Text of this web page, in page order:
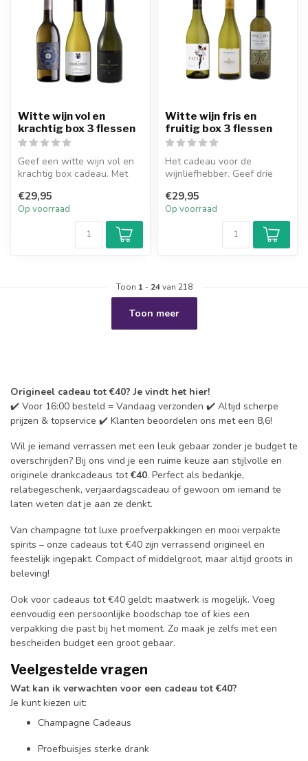
Witte wijn vol en
krachtig box 3 flessen
Geef een witte wijn vol en
krachtig box cadeau. Met
wijn...
€29,95
Op voorraad
Witte wijn fris en
fruitig box 3 flessen
Het cadeau voor de
wijnliefhebber. Geef drie
fless...
€29,95
Op voorraad
Toon 1- 24van 218
Toon meer
Origineel cadeau tot €40? Je vindt het hier!
✔️ Voor 16:00 besteld = Vandaag verzonden ✔️ Altijd scherpe
prijzen & topservice ✔️ Klanten beoordelen ons met een 8,6!
Wil je iemand verrassen met een leuk gebaar zonder je budget te
overschrijden? Bij ons vind je een ruime keuze aan stijlvolle en
originele drankcadeaus tot€40. Perfect als bedankje,
relatiegeschenk, verjaardagscadeau of gewoon om iemand te
laten weten dat je aan ze denkt.
Van champagne tot luxe proefverpakkingen en mooi verpakte
spirits – onze cadeaus tot €40 zijn verrassend origineel en
feestelijk ingepakt. Compact of middelgroot, maar altijd groots in
beleving!
Ook voor cadeaus tot €40 geldt: maatwerk is mogelijk. Voeg
eenvoudig een persoonlijke boodschap toe of kies een
verpakking die past bij het moment. Zo maak je zelfs met een
bescheiden budget een groot gebaar.
Veelgestelde vragen
Wat kan ik verwachten voor een cadeau tot €40?
Je kunt kiezen uit:
Champagne Cadeaus
Proefbuisjes sterke drank